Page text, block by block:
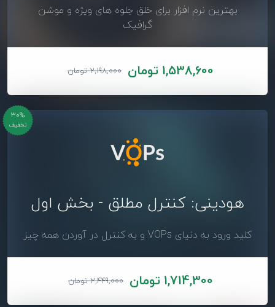
بهترین نرم افزار برای خلق جلوه های ویژه و موشن
گرافیک
1,538,600 تومان 2,198,000 تومان
هودینی: کنترل مطلق - بخش اول
کلید ورود به دنیای VOPs و به کنترل در آوردن همه چیز
1,714,300 تومان 2,449,000 تومان
تخفیف
30%